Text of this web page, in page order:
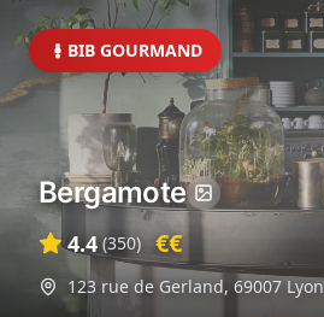
BIB GOURMAND
Bergamote
4.4 (350) €€
123 rue de Gerland, 69007 Lyon